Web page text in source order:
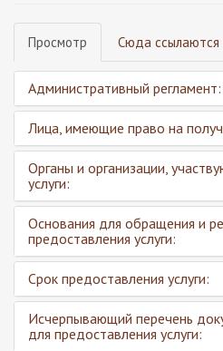
Главные
вкладки
Просмотр (активная
вкладка)
Сюда ссылаются
Административный регламент:
Лица, имеющие право на
Органы и организации,
услуги:
Основания для обращения и
предоставления услуги:
Срок предоставления услуги:
Исчерпывающий перечень
для предоставления услуги: